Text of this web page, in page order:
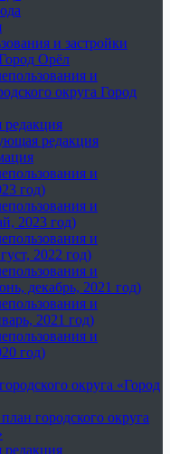
и застройки
Орёл
и
округа Город
редакция
и
год)
и
2023 год)
и
2022 год)
и
декабрь, 2021 год)
и
2021 год)
и
год)
округа «Город
городского округа